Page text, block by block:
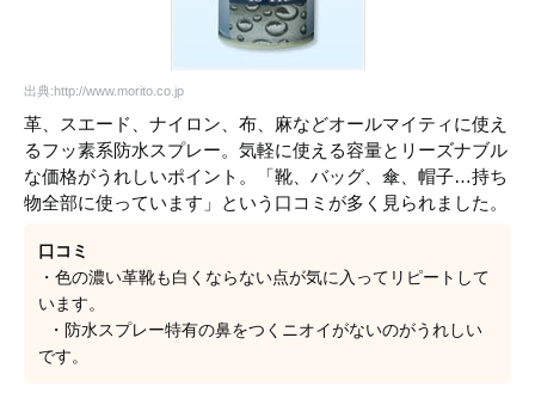
出典:http://www.morito.co.jp
革、スエード、ナイロン、布、麻などオールマイティに使え
るフッ素系防水スプレー。気軽に使える容量とリーズナブル
な価格がうれしいポイント。「靴、バッグ、傘、帽子…持ち
物全部に使っています」という口コミが多く見られました。
口コミ
・色の濃い革靴も白くならない点が気に入ってリピートして
います。
・防水スプレー特有の鼻をつくニオイがないのがうれしい
です。